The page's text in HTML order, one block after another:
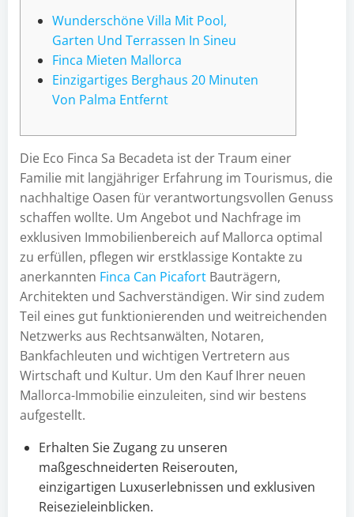
Wunderschöne Villa Mit Pool,
Garten Und Terrassen In Sineu
Finca Mieten Mallorca
Einzigartiges Berghaus 20 Minuten
Von Palma Entfernt
Die Eco Finca Sa Becadeta ist der Traum einer
Familie mit langjähriger Erfahrung im Tourismus, die
nachhaltige Oasen für verantwortungsvollen Genuss
schaffen wollte. Um Angebot und Nachfrage im
exklusiven Immobilienbereich auf Mallorca optimal
zu erfüllen, pflegen wir erstklassige Kontakte zu
anerkannten Finca Can Picafort Bauträgern,
Architekten und Sachverständigen. Wir sind zudem
Teil eines gut funktionierenden und weitreichenden
Netzwerks aus Rechtsanwälten, Notaren,
Bankfachleuten und wichtigen Vertretern aus
Wirtschaft und Kultur. Um den Kauf Ihrer neuen
Mallorca-Immobilie einzuleiten, sind wir bestens
aufgestellt.
Erhalten Sie Zugang zu unseren
maßgeschneiderten Reiserouten,
einzigartigen Luxuserlebnissen und exklusiven
Reisezieleinblicken.